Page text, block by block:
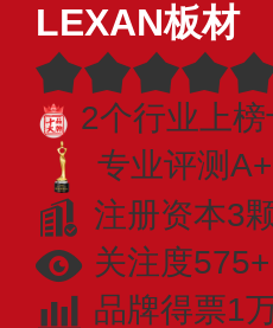
LEXAN板材
2个行业上
专业评测
注册资本3
关注度575+
品牌得票1